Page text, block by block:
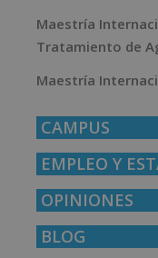
Maestría
Tratamiento de
Maestría
CAMPUS
EMPLEO Y
OPINIONES
BLOG